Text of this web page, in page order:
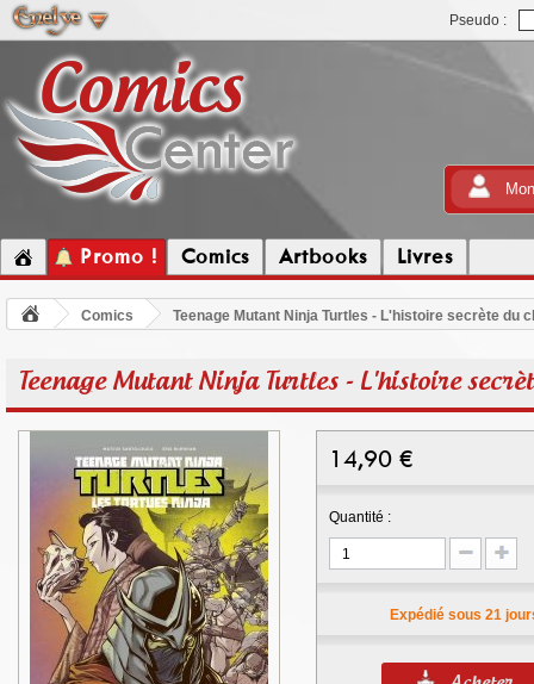
Pseudo :
Promo ! Comics Artbooks Livres
Comics Teenage Mutant Ninja Turtles - L'histoire secrète du
Teenage Mutant Ninja Turtles - L'histoire
14,90 €
Quantité :
Expédié sous 21